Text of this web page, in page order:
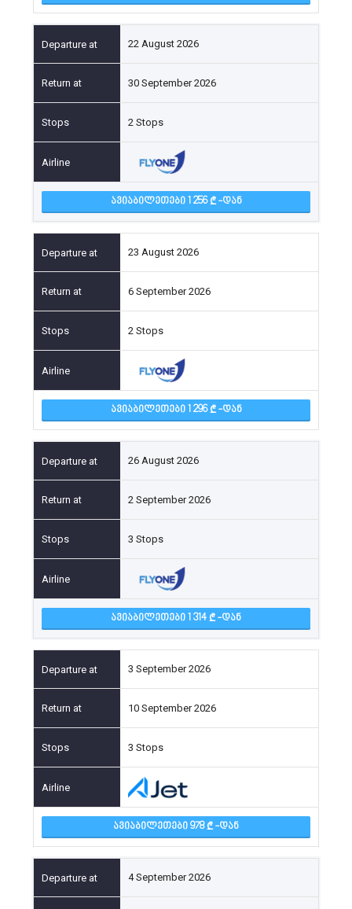
22 August 2026
30 September 2026
2 Stops
ᲐᲕᲘᲐᲑᲘᲚᲔᲗᲔᲑᲘ 1 256 -ᲓᲐᲜ
23 August 2026
6 September 2026
2 Stops
ᲐᲕᲘᲐᲑᲘᲚᲔᲗᲔᲑᲘ 1 296 -ᲓᲐᲜ
26 August 2026
2 September 2026
3 Stops
ᲐᲕᲘᲐᲑᲘᲚᲔᲗᲔᲑᲘ 1 314 -ᲓᲐᲜ
3 September 2026
10 September 2026
3 Stops
ᲐᲕᲘᲐᲑᲘᲚᲔᲗᲔᲑᲘ 978 -ᲓᲐᲜ
4 September 2026